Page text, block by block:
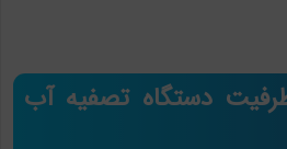
دستگاه تصفیه آب